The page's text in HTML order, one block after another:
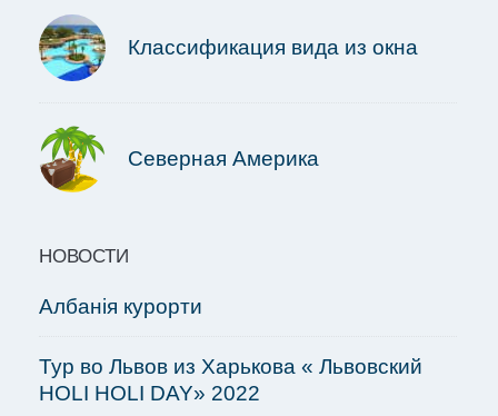
Классификация вида из окна
Северная Америка
НОВОСТИ
Албанія курорти
Тур во Львов из Харькова « Львовский
HOLI HOLI DAY» 2022